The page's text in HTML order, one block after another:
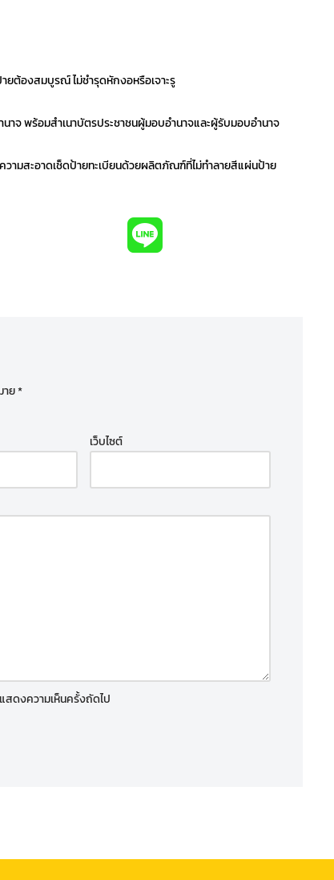
ต้องสมบูรณ์ ไม่ชำรุดหักงอหรือเจาะรู
าจ พร้อมสำเนาบัตรประชาชนผู้มอบอำนาจและผู้รับมอบอำนาจ
ามสะอาดเช็ดป้ายทะเบียนด้วยผลิตภัณฑ์ที่ไม่ทำลายสีแผ่นป้าย
าย*
เว็บไซต์
สดงความเห็นครั้งถัดไป